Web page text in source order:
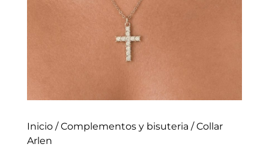
Inicio/Complementos y bisuteria / Collar
Arlen